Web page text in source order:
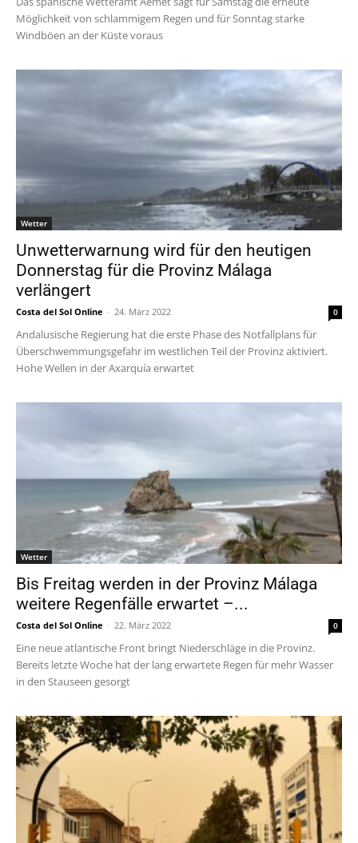
Möglichkeit von schlammigem Regen und für Sonntag starke
Windböen an der Küste voraus
Wetter
Unwetterwarnung wird für den heutigen
Donnerstag für die Provinz Málaga
verlängert
Costa del Sol Online - 24. März 2022 0
Andalusische Regierung hat die erste Phase des Notfallplans für
Überschwemmungsgefahr im westlichen Teil der Provinz aktiviert.
Hohe Wellen in der Axarquía erwartet
Wetter
Bis Freitag werden in der Provinz Málaga
weitere Regenfälle erwartet –...
Costa del Sol Online - 22. März 2022 0
Eine neue atlantische Front bringt Niederschläge in die Provinz.
Bereits letzte Woche hat der lang erwartete Regen für mehr Wasser
in den Stauseen gesorgt